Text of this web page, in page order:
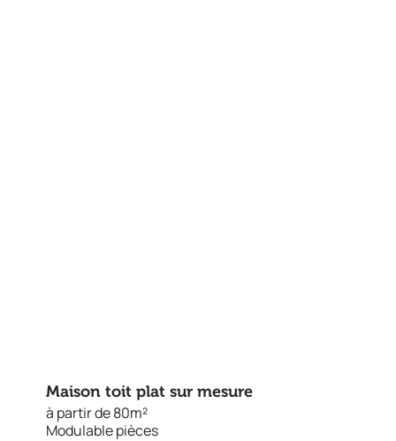
Maison toit plat sur mesure
à partir de 80m²
Modulable pièces